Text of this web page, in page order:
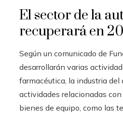
El sector de la
recuperará en
Según un comunicado de
desarrollarán varias
farmacéutica, la industria del
actividades relacionadas
bienes de equipo, como las